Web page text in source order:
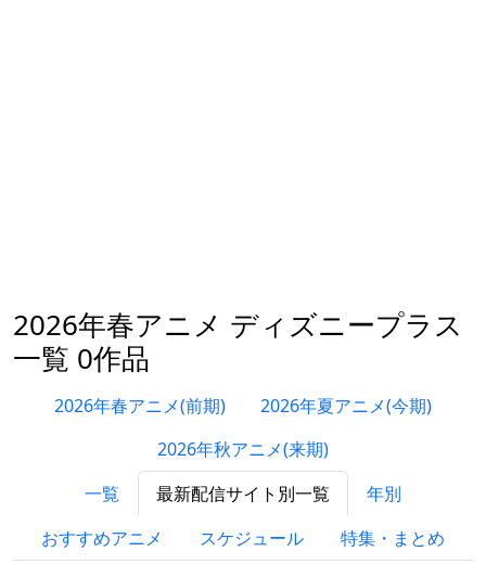
2026年春アニメ ディズニープラス
一覧 0作品
2026年春アニメ(前期)
2026年夏アニメ(今期)
2026年秋アニメ(来期)
一覧
最新配信サイト別一覧
年別
おすすめアニメ
スケジュール 特集・まとめ